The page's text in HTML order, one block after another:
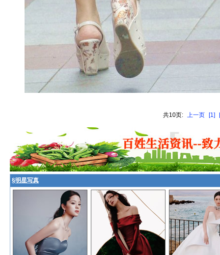
共10页: 上一页 [1]
§明星写真